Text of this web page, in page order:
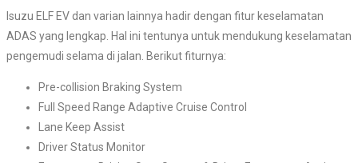
Isuzu ELF EV dan varian lainnya hadir dengan fitur keselamatan
ADAS yang lengkap. Hal ini tentunya untuk mendukung keselamatan
pengemudi selama di jalan. Berikut fiturnya:
Pre-collision Braking System
Full Speed Range Adaptive Cruise Control
Lane Keep Assist
Driver Status Monitor